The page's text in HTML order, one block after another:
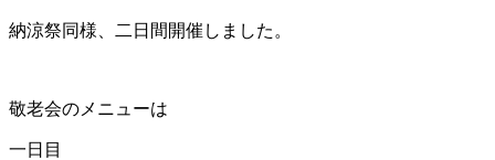
納涼祭同様、二日間開催しました。
敬老会のメニューは
一日目